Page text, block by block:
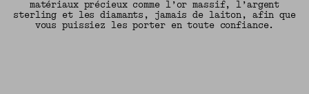
matériaux précieux comme l’or massif, l’argent
sterling et les diamants, jamais de laiton, afin que
vous puissiez les porter en toute confiance.